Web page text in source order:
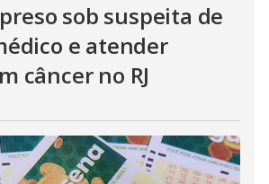
sob suspeita de
e atender
câncer no RJ